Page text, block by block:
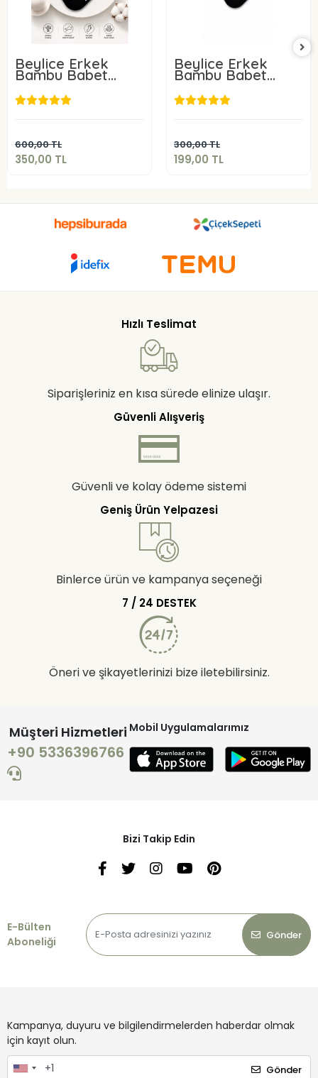
Beylice Erkek
Bambu Babet
Çorap 6 Adet
600,00 TL
350,00 TL
350,00 TL
Beylice Erkek
Bambu Babet
Çorap 3 Adet
300,00 TL
199,00 TL
199,00 TL
Hızlı Teslimat
Siparişleriniz en kısa sürede elinize ulaşır.
Güvenli Alışveriş
Güvenli ve kolay ödeme sistemi
Geniş Ürün Yelpazesi
Binlerce ürün ve kampanya seçeneği
7 / 24 DESTEK
Öneri ve şikayetlerinizi bize iletebilirsiniz.
Müşteri Hizmetleri
+90 5336396766
Mobil Uygulamalarımız
Bizi Takip Edin
E-Bülten
Aboneliği
Gönder
Kampanya, duyuru ve bilgilendirmelerden haberdar olmak
için kayıt olun.
Gönder